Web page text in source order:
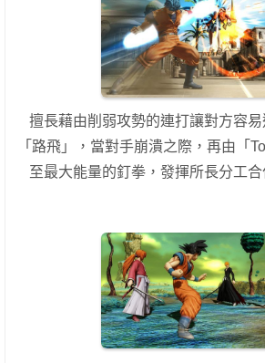
擅長藉由削弱攻勢的連打讓對方容
「路飛」，當對手崩潰之際，再由「
至最大能量的釘拳，發揮所長分工合